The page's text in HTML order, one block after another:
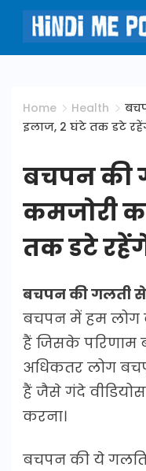
Skip
content
Hindi
Me
Post
Home Health
इलाज, 2 घंटे तक डटे
बचपन की
कमजोरी
तक डटे
बचपन की गलती
बचपन में हम लोग
हैं जिसके परिणाम
अधिकतर लोग
हैं जैसे गंदे
करना।
बचपन की ये